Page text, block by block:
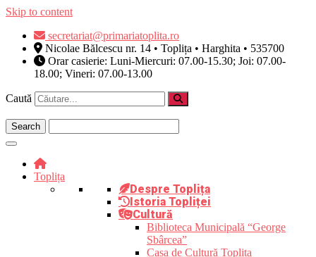
Skip to content
secretariat@primariatoplita.ro
Nicolae Bălcescu nr. 14 • Toplița • Harghita • 535700
Orar casierie: Luni-Miercuri: 07.00-15.30; Joi: 07.00-
18.00; Vineri: 07.00-13.00
Caută
Toplița
Despre Toplița
Istoria Topliței
Cultură
Biblioteca Municipală “George
Sbârcea”
Casa de Cultură Toplița